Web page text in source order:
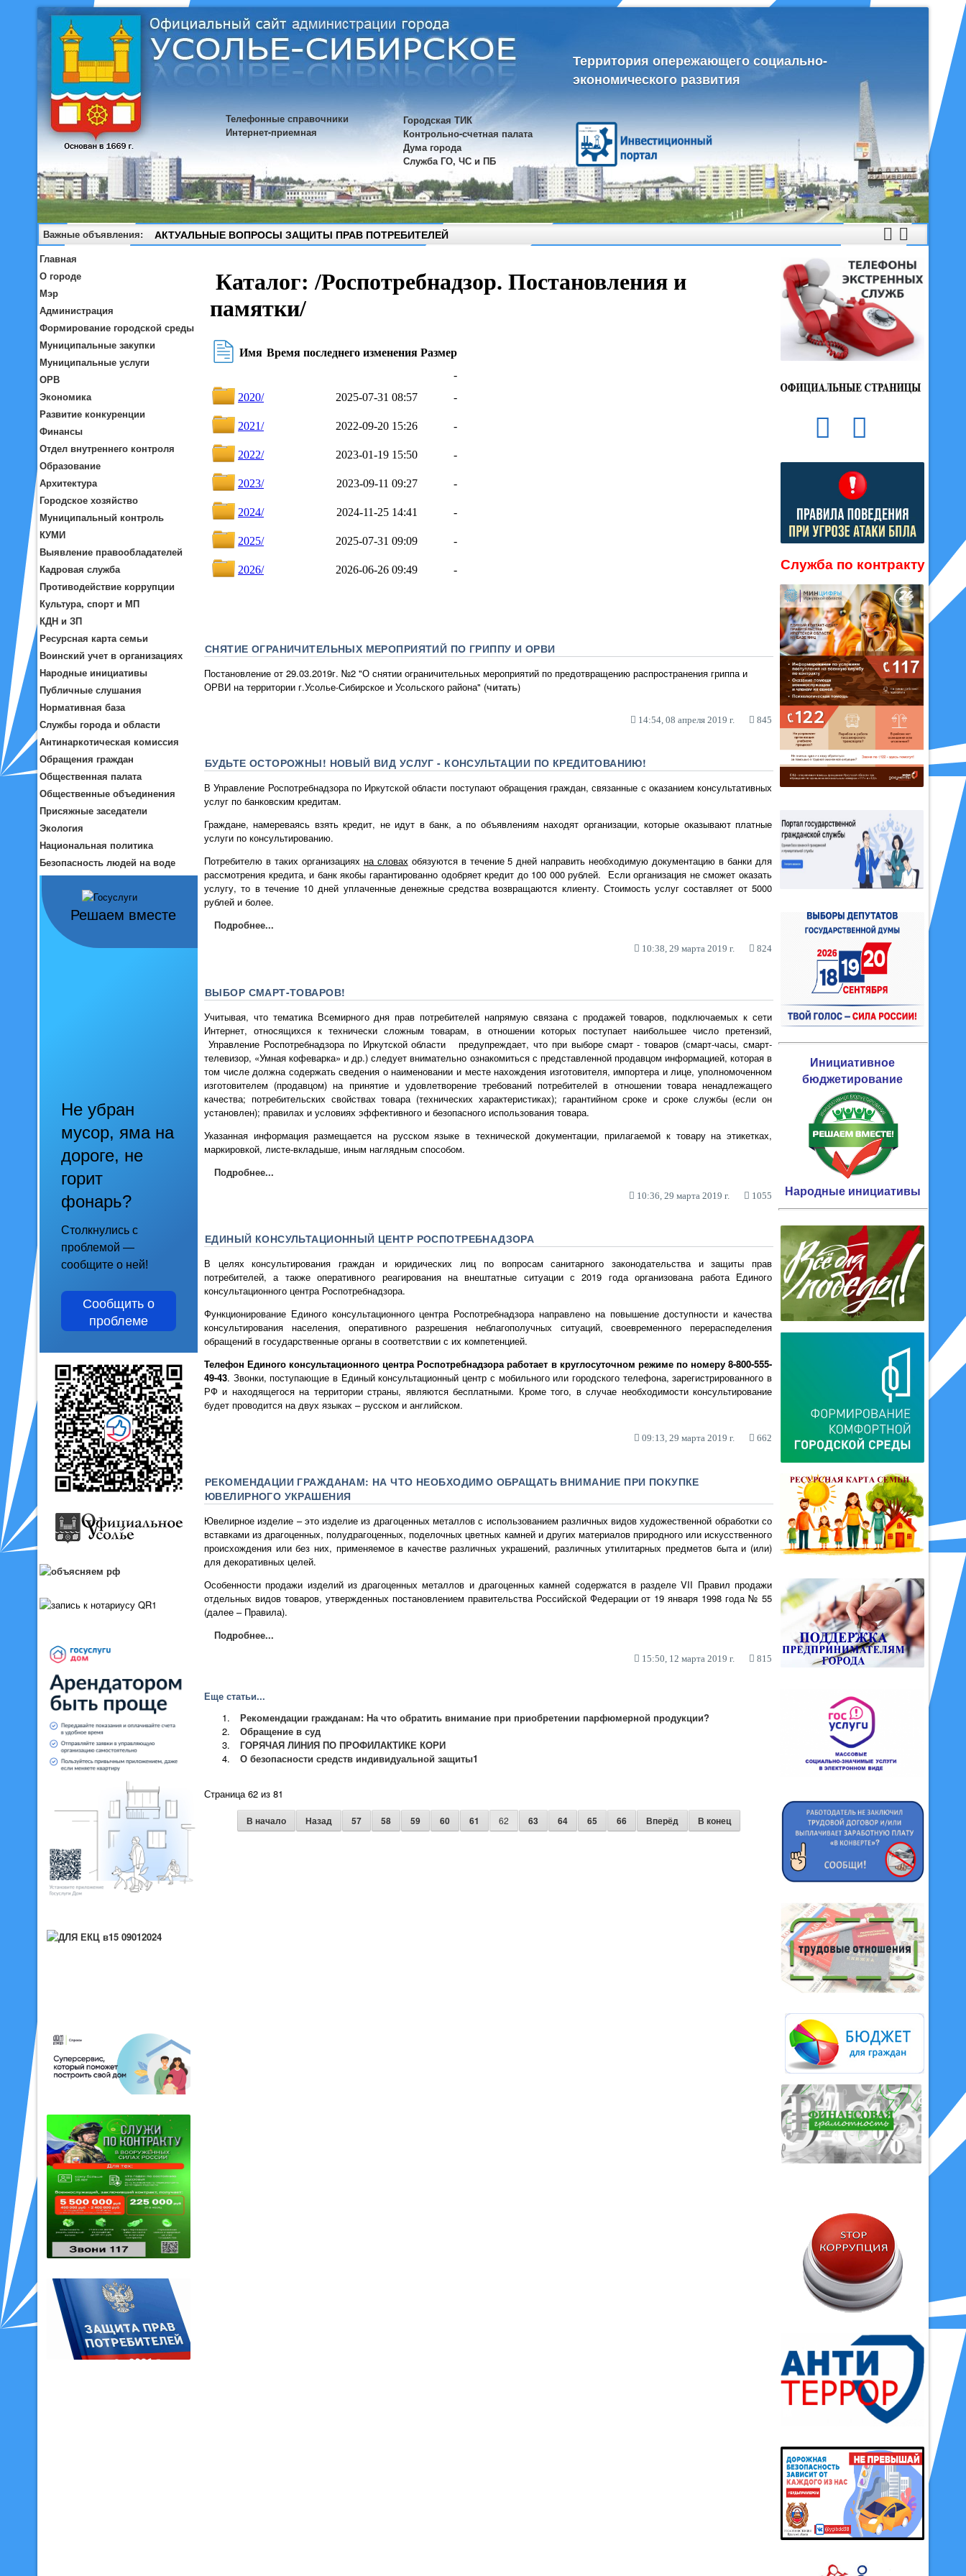
Территория опережающего социально-
экономического развития
Телефонные справочники
Интернет-приемная
Городская ТИК
Контрольно-счетная палата
Дума города
Служба ГО, ЧС и ПБ
Важные объявления: АКТУАЛЬНЫЕ ВОПРОСЫ ЗАЩИТЫ ПРАВ ПОТРЕБИТЕЛЕЙ
Главная
О городе
Мэр
Администрация
Формирование городской среды
Муниципальные закупки
Муниципальные услуги
ОРВ
Экономика
Развитие конкуренции
Финансы
Отдел внутреннего контроля
Образование
Архитектура
Городское хозяйство
Муниципальный контроль
КУМИ
Выявление правообладателей
Кадровая служба
Противодействие коррупции
Культура, спорт и МП
КДН и ЗП
Ресурсная карта семьи
Воинский учет в организациях
Народные инициативы
Публичные слушания
Нормативная база
Службы города и области
Антинаркотическая комиссия
Обращения граждан
Общественная палата
Общественные объединения
Присяжные заседатели
Экология
Национальная политика
Безопасность людей на воде
Решаем вместе
Не убран
мусор, яма на
дороге, не
горит
фонарь?
Столкнулись с
проблемой —
сообщите о ней!
Сообщить о
проблеме
СНЯТИЕ ОГРАНИЧИТЕЛЬНЫХ МЕРОПРИЯТИЙ ПО ГРИППУ И ОРВИ
Постановление от 29.03.2019г. №2 "О снятии ограничительных мероприятий по предотвращению распространения гриппа и
ОРВИ на территории г.Усолье-Сибирское и Усольского района" (читать)
14:54, 08 апреля 2019 г. 845
БУДЬТЕ ОСТОРОЖНЫ! НОВЫЙ ВИД УСЛУГ - КОНСУЛЬТАЦИИ ПО КРЕДИТОВАНИЮ!
В Управление Роспотребнадзора по Иркутской области поступают обращения граждан, связанные с оказанием консультативных
услуг по банковским кредитам.
Граждане, намереваясь взять кредит, не идут в банк, а по объявлениям находят организации, которые оказывают платные
услуги по консультированию.
Потребителю в таких организациях на словахобязуются в течение 5 дней направить необходимую документацию в банки для
рассмотрения кредита, и банк якобы гарантированно одобряет кредит до 100 000 рублей. Если организация не сможет оказать
услугу, то в течение 10 дней уплаченные денежные средства возвращаются клиенту. Стоимость услуг составляет от 5000
рублей и более.
Подробнее...
10:38, 29 марта 2019 г. 824
ВЫБОР СМАРТ-ТОВАРОВ!
Учитывая, что тематика Всемирного дня прав потребителей напрямую связана с продажей товаров, подключаемых к сети
Интернет, относящихся к технически сложным товарам, в отношении которых поступает наибольшее число претензий,
Управление Роспотребнадзора по Иркутской области предупреждает, что при выборе смарт - товаров (смарт-часы, смарт-
телевизор, «Умная кофеварка» и др.) следует внимательно ознакомиться с представленной продавцом информацией, которая в
том числе должна содержать сведения о наименовании и месте нахождения изготовителя, импортера и лице, уполномоченном
изготовителем (продавцом) на принятие и удовлетворение требований потребителей в отношении товара ненадлежащего
качества; потребительских свойствах товара (технических характеристиках); гарантийном сроке и сроке службы (если он
установлен); правилах и условиях эффективного и безопасного использования товара.
Указанная информация размещается на русском языке в технической документации, прилагаемой к товару на этикетках,
маркировкой, листе-вкладыше, иным наглядным способом.
Подробнее...
10:36, 29 марта 2019 г. 1055
ЕДИНЫЙ КОНСУЛЬТАЦИОННЫЙ ЦЕНТР РОСПОТРЕБНАДЗОРА
В целях консультирования граждан и юридических лиц по вопросам санитарного законодательства и защиты прав
потребителей, а также оперативного реагирования на внештатные ситуации с 2019 года организована работа Единого
консультационного центра Роспотребнадзора.
Функционирование Единого консультационного центра Роспотребнадзора направлено на повышение доступности и качества
консультирования населения, оперативного разрешения неблагополучных ситуаций, своевременного перераспеделения
обращений в государственные органы в соответствии с их компетенцией.
Телефон Единого консультационного центра Роспотребнадзора работает в круглосуточном режиме по номеру 8-800-555-
49-43. Звонки, поступающие в Единый консультационный центр с мобильного или городского телефона, зарегистрированного в
РФ и находящегося на территории страны, являются бесплатными. Кроме того, в случае необходимости консультирование
будет проводится на двух языках – русском и английском.
09:13, 29 марта 2019 г. 662
РЕКОМЕНДАЦИИ ГРАЖДАНАМ: НА ЧТО НЕОБХОДИМО ОБРАЩАТЬ ВНИМАНИЕ ПРИ ПОКУПКЕ
ЮВЕЛИРНОГО УКРАШЕНИЯ
Ювелирное изделие – это изделие из драгоценных металлов с использованием различных видов художественной обработки со
вставками из драгоценных, полудрагоценных, поделочных цветных камней и других материалов природного или искусственного
происхождения или без них, применяемое в качестве различных украшений, различных утилитарных предметов быта и (или)
для декоративных целей.
Особенности продажи изделий из драгоценных металлов и драгоценных камней содержатся в разделе VII Правил продажи
отдельных видов товаров, утвержденных постановлением правительства Российской Федерации от 19 января 1998 года № 55
(далее – Правила).
Подробнее...
15:50, 12 марта 2019 г. 815
Еще статьи...
Рекомендации гражданам: На что обратить внимание при приобретении парфюмерной продукции?
Обращение в суд
ГОРЯЧАЯ ЛИНИЯ ПО ПРОФИЛАКТИКЕ КОРИ
О безопасности средств индивидуальной защиты1
Страница 62 из 81
В начало Назад 57 58 59 60 61 62 63 64 65 66 Вперёд В конец
Служба по контракту
Инициативное
бюджетирование
Народные инициативы